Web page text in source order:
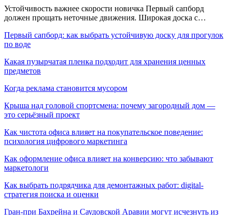
Устойчивость важнее скорости новичка Первый сапборд
должен прощать неточные движения. Широкая доска с…
Первый сапборд: как выбрать устойчивую доску для прогулок
по воде
Какая пузырчатая пленка подходит для хранения ценных
предметов
Когда реклама становится мусором
Крыша над головой спортсмена: почему загородный дом —
это серьёзный проект
Как чистота офиса влияет на покупательское поведение:
психология цифрового маркетинга
Как оформление офиса влияет на конверсию: что забывают
маркетологи
Как выбрать подрядчика для демонтажных работ: digital-
стратегия поиска и оценки
Гран-при Бахрейна и Саудовской Аравии могут исчезнуть из